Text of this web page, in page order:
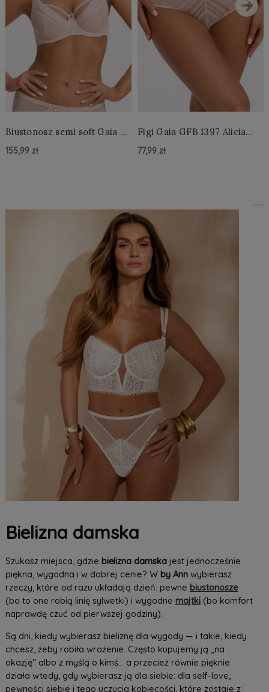
Biustonosz semi soft Gaia BS
155,99 zł
Figi Gaia GFB 1397 Alicia
77,99 zł
›
Bielizna damska
Szukasz miejsca, gdzie bielizna damskajest jednocześnie
piękna, wygodna i w dobrej cenie? W by Annwybierasz
rzeczy, które od razu układają dzień: pewne biustonosze
(bo to one robią linię sylwetki) i wygodne majtki(bo komfort
naprawdę czuć od pierwszej godziny).
Są dni, kiedy wybierasz bieliznę dla wygody — i takie, kiedy
chcesz, żeby robiła wrażenie. Często kupujemy ją „na
okazję” albo z myślą o kimś… a przecież równie pięknie
działa wtedy, gdy wybierasz ją dla siebie: dla self-love,
pewności siebie i tego uczucia kobiecości, które zostaje z